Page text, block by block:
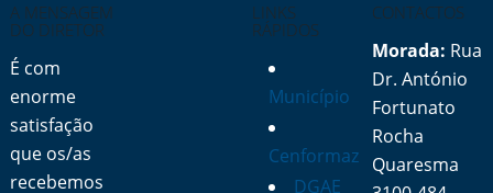
A MENSAGEM
DO DIRETOR
É com
enorme
satisfação
que os/as
recebemos
LINKS
RÁPIDOS
Município
Cenformaz
DGAE
CONTACTOS
Morada: Rua
Dr. António
Fortunato
Rocha
Quaresma